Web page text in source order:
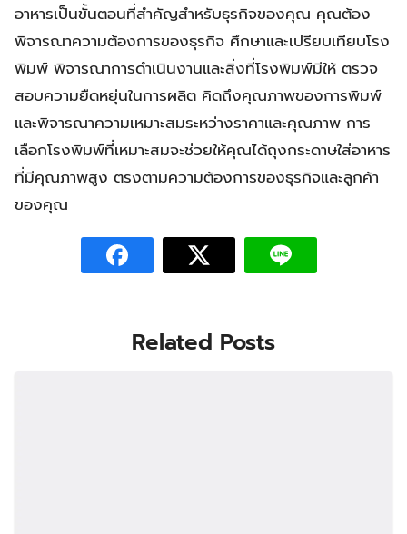
อาหารเป็นขั้นตอนที่สำคัญสำหรับธุรกิจของคุณ คุณต้อง
พิจารณาความต้องการของธุรกิจ ศึกษาและเปรียบเทียบโรง
พิมพ์ พิจารณาการดำเนินงานและสิ่งที่โรงพิมพ์มีให้ ตรวจ
สอบความยืดหยุ่นในการผลิต คิดถึงคุณภาพของการพิมพ์
และพิจารณาความเหมาะสมระหว่างราคาและคุณภาพ การ
เลือกโรงพิมพ์ที่เหมาะสมจะช่วยให้คุณได้ถุงกระดาษใส่อาหาร
ที่มีคุณภาพสูง ตรงตามความต้องการของธุรกิจและลูกค้า
ของคุณ
Related Posts